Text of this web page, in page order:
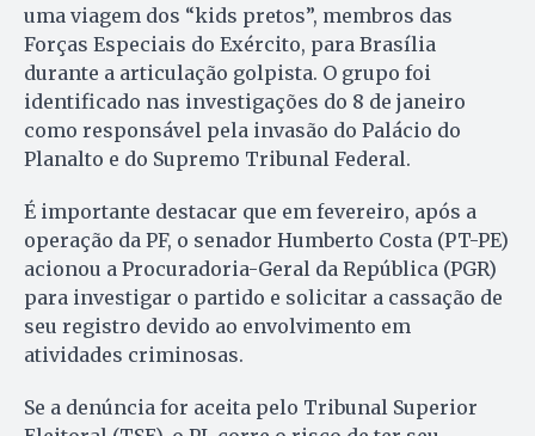
uma viagem dos “kids pretos”, membros das
Forças Especiais do Exército, para Brasília
durante a articulação golpista. O grupo foi
identificado nas investigações do 8 de janeiro
como responsável pela invasão do Palácio do
Planalto e do Supremo Tribunal Federal.
É importante destacar que em fevereiro, após a
operação da PF, o senador Humberto Costa (PT-PE)
acionou a Procuradoria-Geral da República (PGR)
para investigar o partido e solicitar a cassação de
seu registro devido ao envolvimento em
atividades criminosas.
Se a denúncia for aceita pelo Tribunal Superior